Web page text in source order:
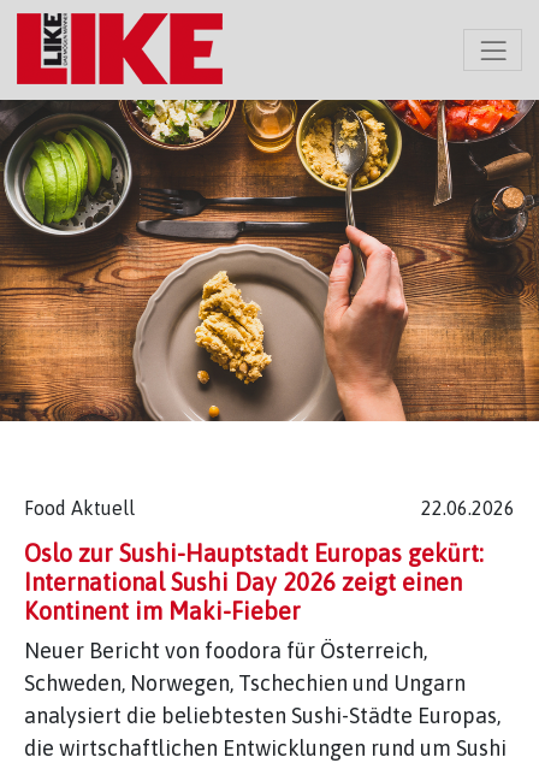
Food Aktuell 22.06.2026
Oslo zur Sushi-Hauptstadt Europas gekürt:
International Sushi Day 2026 zeigt einen
Kontinent im Maki-Fieber
Neuer Bericht von foodora für Österreich,
Schweden, Norwegen, Tschechien und Ungarn
analysiert die beliebtesten Sushi-Städte Europas,
die wirtschaftlichen Entwicklungen rund um Sushi